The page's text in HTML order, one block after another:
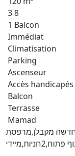
3 8
1 Balcon
Immédiat
Climatisation
Parking
Ascenseur
Accès handicapés
Balcon
Terrasse
Mamad
החדשה,דירת 5 חד',חדשה מקבלן,מרפסת